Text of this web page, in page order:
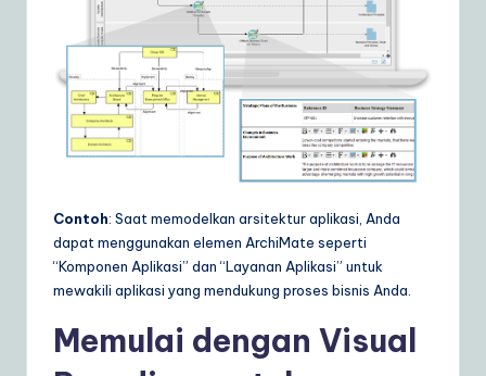
Contoh: Saat memodelkan arsitektur aplikasi, Anda
dapat menggunakan elemen ArchiMate seperti
“Komponen Aplikasi” dan “Layanan Aplikasi” untuk
mewakili aplikasi yang mendukung proses bisnis Anda.
Memulai dengan Visual